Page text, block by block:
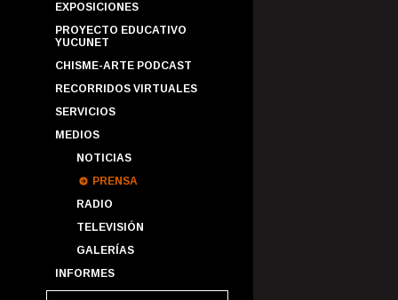
EXPOSICIONES
PROYECTO EDUCATIVO
YUCUNET
CHISME-ARTE PODCAST
RECORRIDOS VIRTUALES
SERVICIOS
MEDIOS
NOTICIAS
PRENSA
RADIO
TELEVISIÓN
GALERÍAS
INFORMES